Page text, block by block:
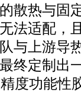
散热与
法适配，
与上游导
终定制出
精度功能性